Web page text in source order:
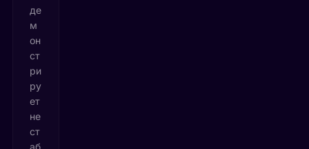
де
м
он
ст
ри
ру
ет
не
ст
аб